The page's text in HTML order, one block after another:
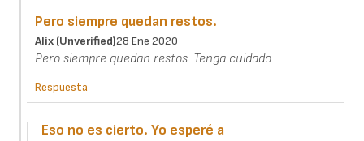
Pero siempre quedan restos.
Alix (unverified)28 Ene 2020
Pero siempre quedan restos. Tenga cuidado
Respuesta
Eso no es cierto. Yo esperé a